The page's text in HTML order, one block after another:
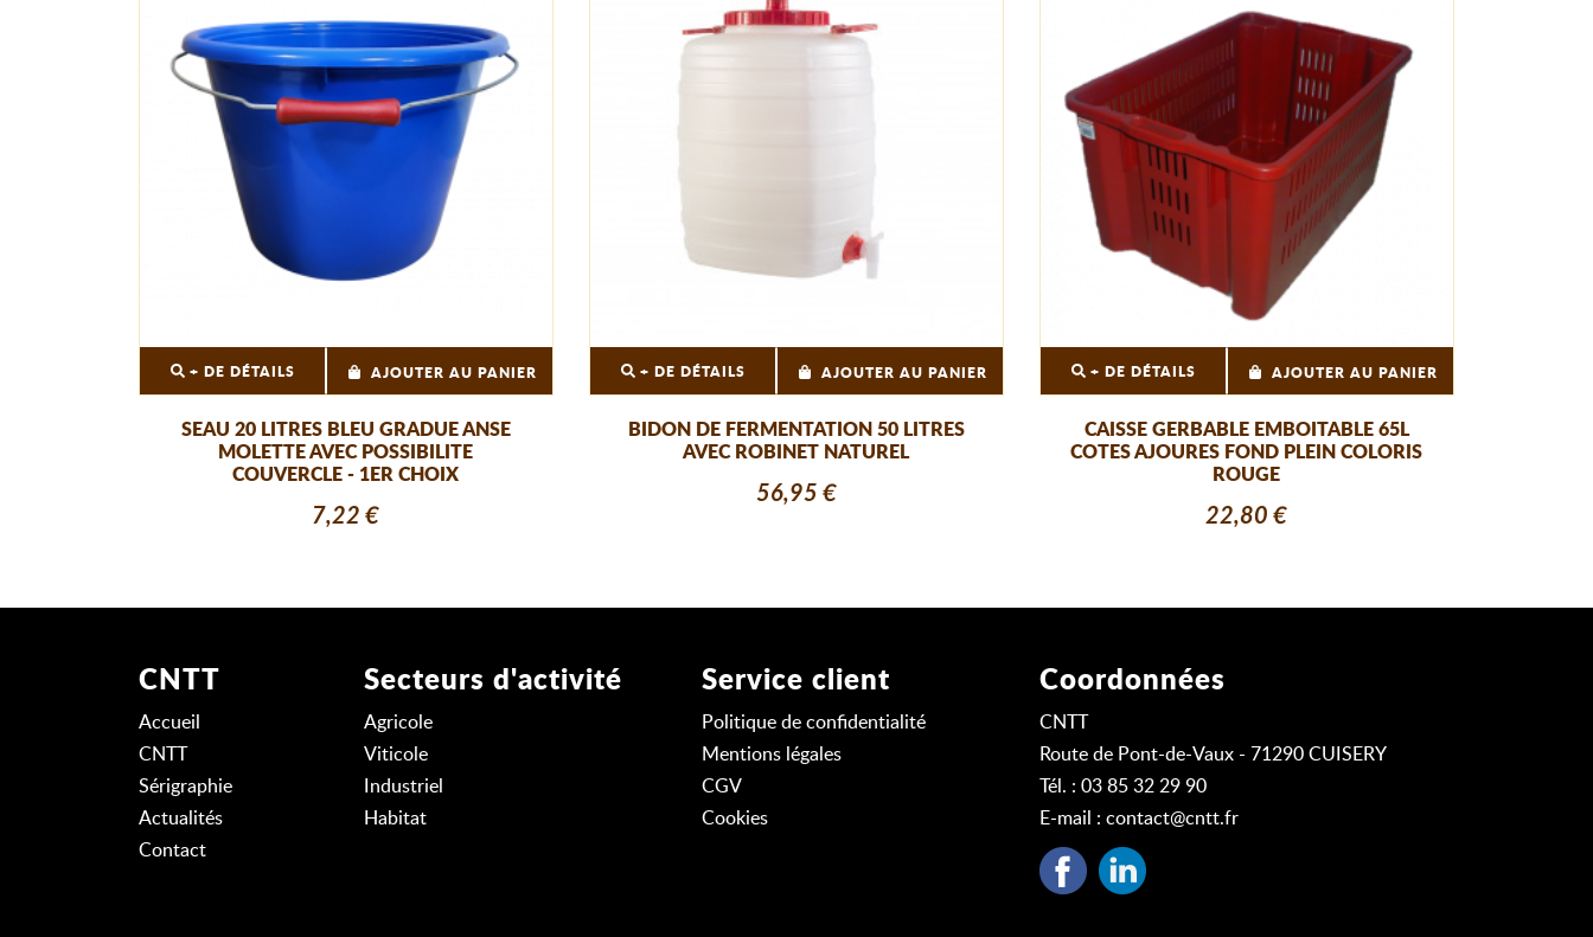
+ DE DÉTAILS AJOUTER AU PANIER
SEAU 20 LITRES BLEU GRADUE ANSE
MOLETTE AVEC POSSIBILITE
COUVERCLE - 1ER CHOIX
7,22 €
+ DE DÉTAILS AJOUTER AU PANIER
BIDON DE FERMENTATION 50 LITRES
AVEC ROBINET NATUREL
56,95 €
+ DE DÉTAILS AJOUTER AU PANIER
CAISSE GERBABLE EMBOITABLE 65L
COTES AJOURES FOND PLEIN COLORIS
ROUGE
22,80 €
CNTT
Accueil
CNTT
Sérigraphie
Actualités
Contact
Secteurs d'activité
Agricole
Viticole
Industriel
Habitat
Service client
Politique de confidentialité
Mentions légales
CGV
Cookies
Coordonnées
CNTT
Route de Pont-de-Vaux - 71290 CUISERY
Tél. : 03 85 32 29 90
E-mail : contact@cntt.fr